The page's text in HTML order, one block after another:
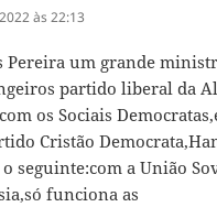
às 22:13
Pereira um grande
partido liberal da
os Sociais
Cristão
seguinte:com a União
funciona as